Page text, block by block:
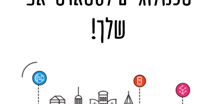
שלך!